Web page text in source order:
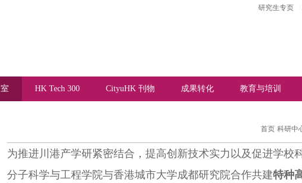
研究生专页
HK Tech 300 CityuHK 刊物 成果转化 教育与培训
首页 科研中
为推进川港产学研紧密结合，提高创新技术实力以及促进学校
分子科学与工程学院与香港城市大学成都研究院合作共建特种